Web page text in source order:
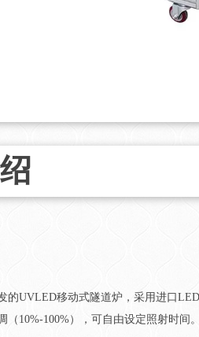
的UVLED移动式隧道炉，采用进口
（10%-100%），可自由设定照射时间